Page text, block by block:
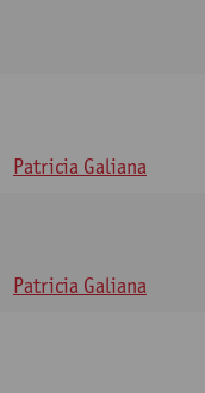
Patricia Galiana
Patricia Galiana